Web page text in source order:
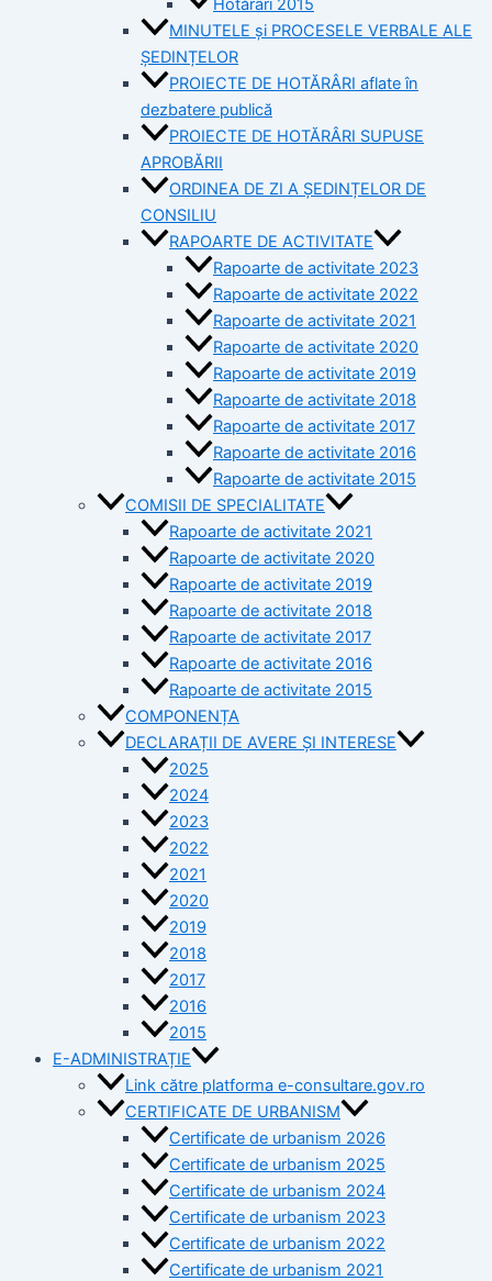
MINUTELE și PROCESELE VERBALE ALE
ȘEDINȚELOR
PROIECTE DE HOTĂRÂRI aflate în
dezbatere publică
PROIECTE DE HOTĂRÂRI SUPUSE
APROBĂRII
ORDINEA DE ZI A ȘEDINȚELOR DE
CONSILIU
RAPOARTE DE ACTIVITATE
Rapoarte de activitate 2023
Rapoarte de activitate 2022
Rapoarte de activitate 2021
Rapoarte de activitate 2020
Rapoarte de activitate 2019
Rapoarte de activitate 2018
Rapoarte de activitate 2017
Rapoarte de activitate 2016
Rapoarte de activitate 2015
COMISII DE SPECIALITATE
Rapoarte de activitate 2021
Rapoarte de activitate 2020
Rapoarte de activitate 2019
Rapoarte de activitate 2018
Rapoarte de activitate 2017
Rapoarte de activitate 2016
Rapoarte de activitate 2015
COMPONENȚA
DECLARAȚII DE AVERE ȘI INTERESE
2025
2024
2023
2022
2021
2020
2019
2018
2017
2016
2015
E-ADMINISTRAȚIE
Link către platforma e-consultare.gov.ro
CERTIFICATE DE URBANISM
Certificate de urbanism 2026
Certificate de urbanism 2025
Certificate de urbanism 2024
Certificate de urbanism 2023
Certificate de urbanism 2022
Certificate de urbanism 2021